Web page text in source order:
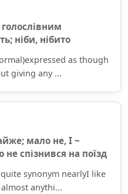
голослівним
ніби, нібито
as though
giving any ...
мало не, I ~
спізнився на поїзд
synonym nearlyI like
anythi...